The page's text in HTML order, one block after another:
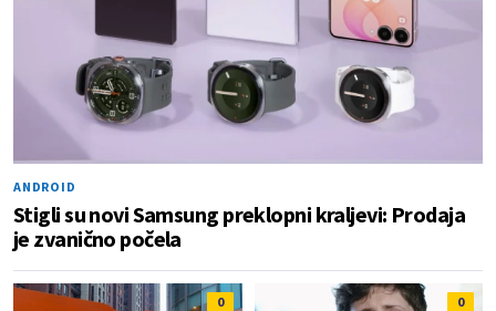
ANDROID
Stigli su novi Samsung preklopni kraljevi: Prodaja
je zvanično počela
0 0